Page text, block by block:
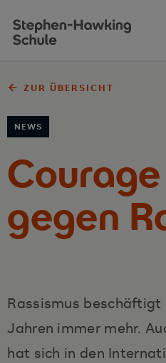
ZUR ÜBERSICHT
NEWS
gegen
Rassismus
Jahren immer mehr.
hat sich in den